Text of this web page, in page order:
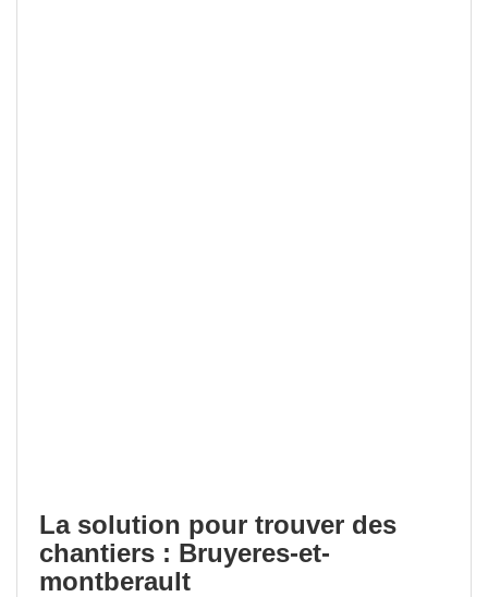
La solution pour trouver des
chantiers : Bruyeres-et-
montberault